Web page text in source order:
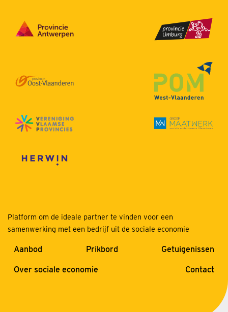
Platform om de ideale partner te vinden voor een
samenwerking met een bedrijf uit de sociale economie
Aanbod Prikbord Getuigenissen
Over sociale economie Contact